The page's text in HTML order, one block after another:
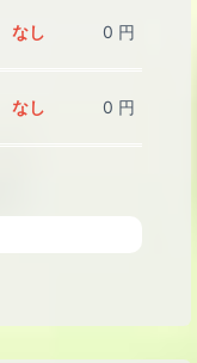
なし 0 円
なし 0 円